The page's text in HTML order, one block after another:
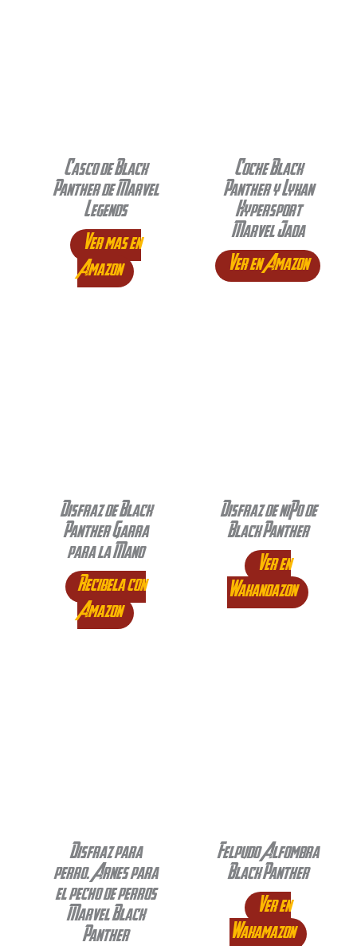
Casco de Black
Panther de Marvel
Legends
Ver mas en
Amazon
Coche Black
Panther y Lykan
Hypersport
Marvel Jada
Ver en Amazon
Disfraz de Black
Panther Garra
para la Mano
Recibela con
Amazon
Disfraz de niño de
Black Panther
Ver en
Wakandazon
Disfraz para
perro. Arnes para
el pecho de perros
Marvel Black
Panther
Felpudo Alfombra
Black Panther
Ver en
Wakamazon